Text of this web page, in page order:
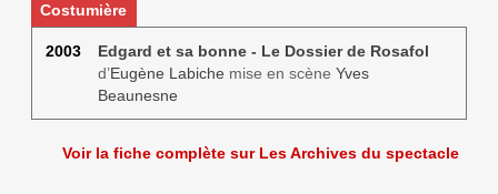
Costumière
2003
Edgard et sa bonne - Le Dossier de Rosafol
d’Eugène Labiche mise en scène Yves
Beaunesne
Voir la fiche complète sur Les Archives du spectacle